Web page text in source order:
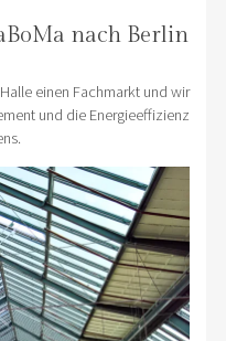
nach Berlin
einen Fachmarkt und wir
und die Energieeffizienz